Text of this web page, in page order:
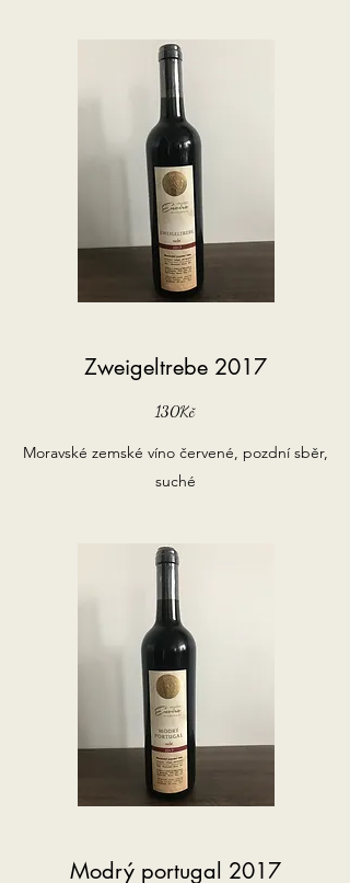
Zweigeltrebe 2017
130Kč
Moravské zemské víno červené, pozdní sběr,
suché
Modrý portugal 2017